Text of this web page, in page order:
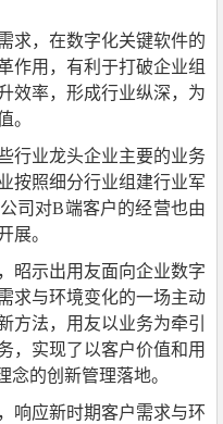
求，在数字化关键软件的
作用，有利于打破企业组
效率，形成行业纵深，为
。
行业龙头企业主要的业务
按照细分行业组建行业军
司对B端客户的经营也由
展。
昭示出用友面向企业数字
求与环境变化的一场主动
方法，用友以业务为牵引
，实现了以客户价值和用
念的创新管理落地。
响应新时期客户需求与环